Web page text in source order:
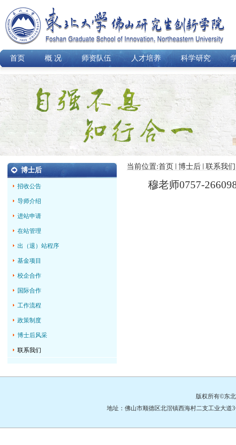
首页 概 况 师资队伍 人才培养 科学研究
博士后
招收公告
导师介绍
进站申请
在站管理
出（退）站程序
基金项目
校企合作
国际合作
工作流程
政策制度
博士后风采
联系我们
当前位置:首页 博士后 联系我们
穆老师0757-
版权所有©东
地址：佛山市顺德区北滘镇西海村二支工业大道